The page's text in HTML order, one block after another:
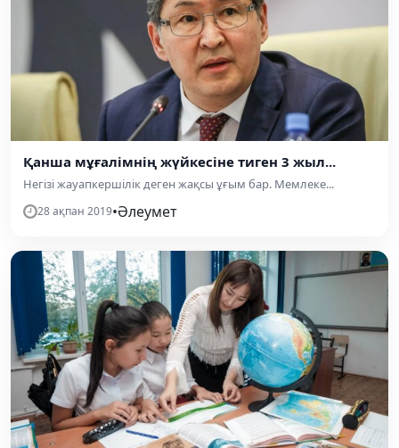
Қанша мұғалімнің жүйкесіне тиген 3 жыл...
Негізі жауапкершілік деген жақсы ұғым бар. Мемлеке...
28 ақпан 2019•Әлеумет